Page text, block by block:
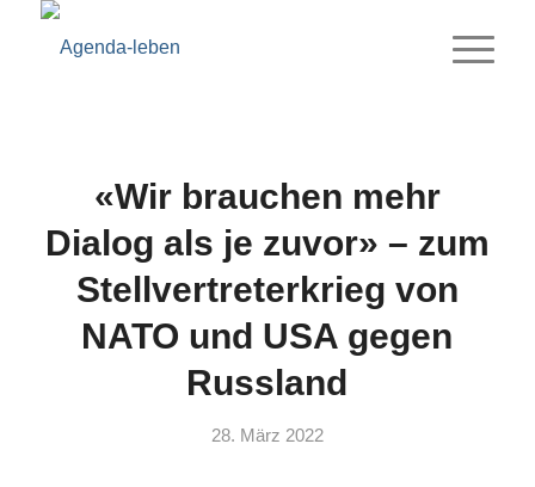
«Wir brauchen mehr
Dialog als je zuvor» – zum
Stellvertreterkrieg von
NATO und USA gegen
Russland
28. März 2022